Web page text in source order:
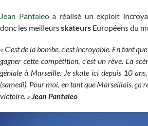
Jean Pantaleoa réalisé un exploit
donc les meilleursskateurs Européens du
« C’est de la bombe, c’est incroyable. En tant
gagner cette compétition, c’est un rêve. La
géniale à Marseille. Je skate ici depuis 10
(samedi). Pour moi, en tant que Marseillais, ça
victoire. » Jean Pantaleo